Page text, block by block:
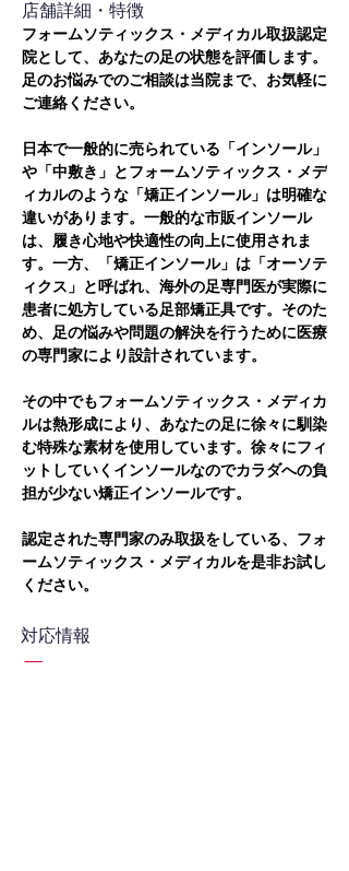
​店舗詳細・特徴
フォームソティックス・メディカル取扱認定
院として、あなたの足の状態を評価します。
足のお悩みでのご相談は当院まで、お気軽に
ご連絡ください。
日本で一般的に売られている「インソール」
や「中敷き」とフォームソティックス・メデ
ィカルのような「矯正インソール」は明確な
違いがあります。一般的な市販インソール
は、履き心地や快適性の向上に使用されま
す。一方、「矯正インソール」は「オーソテ
ィクス」と呼ばれ、海外の足専門医が実際に
患者に処方している足部矯正具です。そのた
め、足の悩みや問題の解決を行うために医療
の専門家により設計されています。
その中でもフォームソティックス・メディカ
ルは熱形成により、あなたの足に徐々に馴染
む特殊な素材を使用しています。徐々にフィ
ットしていくインソールなのでカラダへの負
担が少ない矯正インソールです。
認定された専門家のみ取扱をしている、フォ
ームソティックス・メディカルを是非お試し
ください。
対応情報